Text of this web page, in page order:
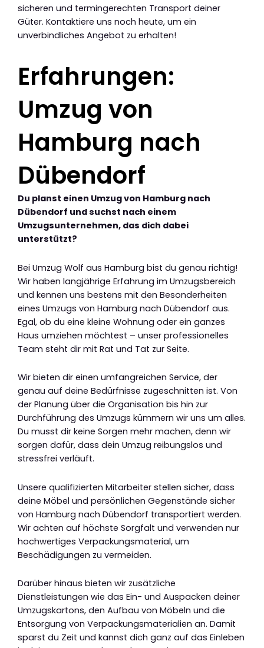
sicheren und termingerechten Transport deiner
Güter. Kontaktiere uns noch heute, um ein
unverbindliches Angebot zu erhalten!
Erfahrungen:
Umzug von
Hamburg nach
Dübendorf
Du planst einen Umzug von Hamburg nach
Dübendorf und suchst nach einem
Umzugsunternehmen, das dich dabei
unterstützt?
Bei Umzug Wolf aus Hamburg bist du genau richtig!
Wir haben langjährige Erfahrung im Umzugsbereich
und kennen uns bestens mit den Besonderheiten
eines Umzugs von Hamburg nach Dübendorf aus.
Egal, ob du eine kleine Wohnung oder ein ganzes
Haus umziehen möchtest – unser professionelles
Team steht dir mit Rat und Tat zur Seite.
Wir bieten dir einen umfangreichen Service, der
genau auf deine Bedürfnisse zugeschnitten ist. Von
der Planung über die Organisation bis hin zur
Durchführung des Umzugs kümmern wir uns um alles.
Du musst dir keine Sorgen mehr machen, denn wir
sorgen dafür, dass dein Umzug reibungslos und
stressfrei verläuft.
Unsere qualifizierten Mitarbeiter stellen sicher, dass
deine Möbel und persönlichen Gegenstände sicher
von Hamburg nach Dübendorf transportiert werden.
Wir achten auf höchste Sorgfalt und verwenden nur
hochwertiges Verpackungsmaterial, um
Beschädigungen zu vermeiden.
Darüber hinaus bieten wir zusätzliche
Dienstleistungen wie das Ein- und Auspacken deiner
Umzugskartons, den Aufbau von Möbeln und die
Entsorgung von Verpackungsmaterialien an. Damit
sparst du Zeit und kannst dich ganz auf das Einleben